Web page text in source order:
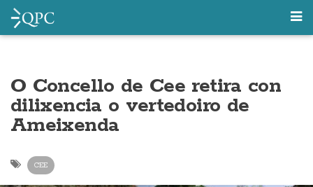
O Concello de Cee retira con
dilixencia o vertedoiro de
Ameixenda
CEE